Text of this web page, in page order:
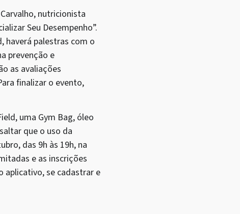
nutricionista
Seu Desempenho”.
haverá palestras com o
prevenção e
as avaliações
finalizar o evento,
uma Gym Bag, óleo
que o uso da
das 9h às 19h, na
e as inscrições
aplicativo, se cadastrar e